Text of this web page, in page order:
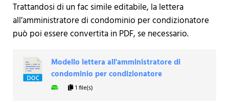
Trattandosi di un fac simile editabile, la lettera
all’amministratore di condominio per condizionatore
può poi essere convertita in PDF, se necessario.
Modello lettera all'amministratore di
condominio per condizionatore
1 file(s)